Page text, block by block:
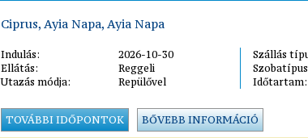
Ciprus, Ayia Napa, Ayia Napa
Indulás:
2026-10-30
Ellátás:
Reggeli
Utazás módja:
Repülővel
Szállás
Időtartam:
TOVÁBBI IDŐPONTOK BŐVEBB INFORMÁCIÓ